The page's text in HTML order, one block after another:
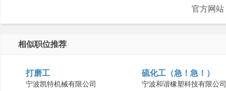
官方网站
相似职位推荐
打磨工
宁波凯特机械有限公司
硫化工（急！急！）
宁波和谐橡塑科技有限公司